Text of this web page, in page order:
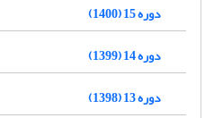
دوره 15 (1400)
دوره 14 (1399)
دوره 13 (1398)